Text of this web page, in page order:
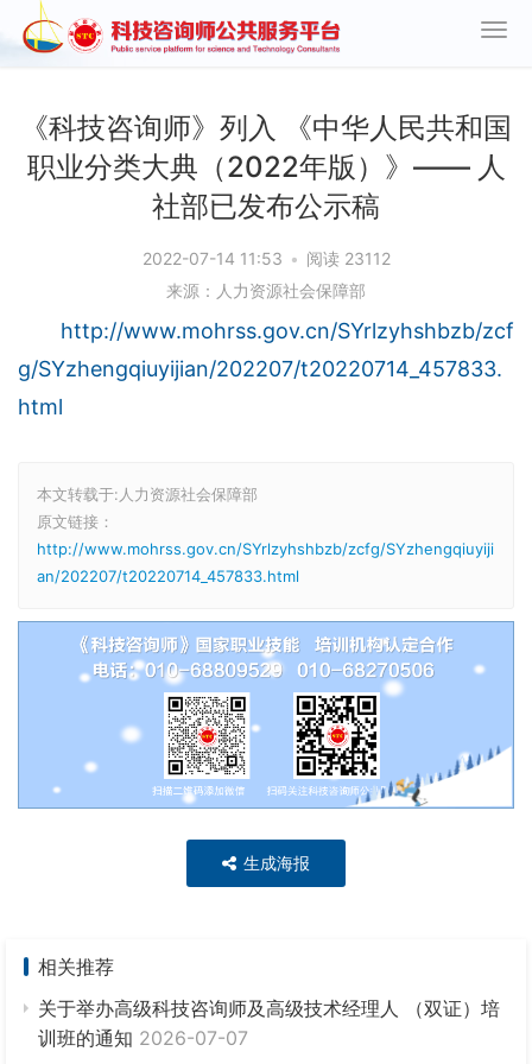
《科技咨询师》列入 《中华人民共和国
职业分类大典（2022年版）》—— 人
社部已发布公示稿
2022-07-14 11:53 • 阅读 23112
来源：人力资源社会保障部
http://www.mohrss.gov.cn/SYrlzyhshbzb/zcf
g/SYzhengqiuyijian/202207/t20220714_457833.
html
本文转载于:人力资源社会保障部
原文链接：
http://www.mohrss.gov.cn/SYrlzyhshbzb/zcfg/SYzhengqiuyiji
an/202207/t20220714_457833.html
生成海报
相关推荐
关于举办高级科技咨询师及高级技术经理人 （双证）培
训班的通知 2026-07-07